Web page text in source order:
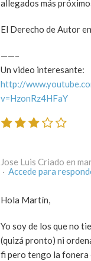
allegados más
El Derecho de Autor
——–
Un video interesante:
http://
v=HzonRz4HFaY
Jose Luis Criado en
· Accede para
Hola Martín,
Yo soy de los que no
(quizá pronto) ni
fi pero tengo la fonera